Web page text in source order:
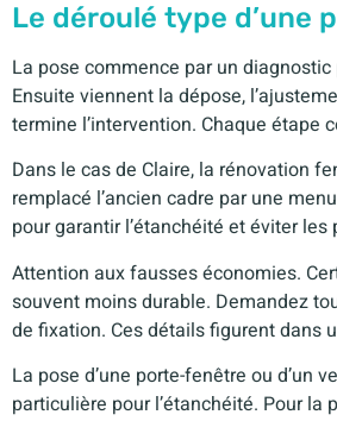
Le déroulé type d’une
La pose commence par un diagnostic
Ensuite viennent la dépose,
termine l’intervention. Chaque étape
Dans le cas de Claire, la rénovation
remplacé l’ancien cadre par une
pour garantir l’étanchéité et éviter
Attention aux fausses économies.
souvent moins durable. Demandez
de fixation. Ces détails figurent dans
La pose d’une porte-fenêtre ou d’un
particulière pour l’étanchéité. Pour